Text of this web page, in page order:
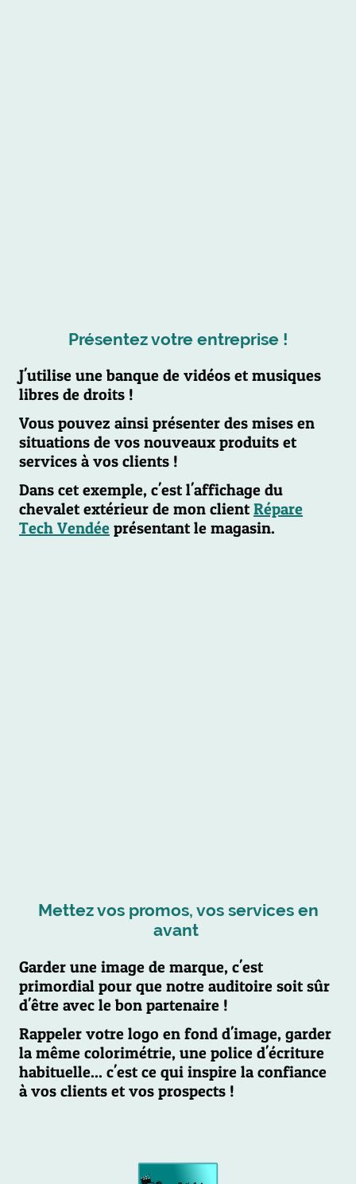
Présentez votre entreprise !
J'utilise une banque de vidéos et musiques
libres de droits !
Vous pouvez ainsi présenter des mises en
situations de vos nouveaux produits et
services à vos clients !
Dans cet exemple, c'est l'affichage du
chevalet extérieur de mon client Répare
Tech Vendée présentant le magasin.
Mettez vos promos, vos services en
avant
Garder une image de marque, c'est
primordial pour que notre auditoire soit sûr
d'être avec le bon partenaire !
Rappeler votre logo en fond d'image, garder
la même colorimétrie, une police d'écriture
habituelle... c'est ce qui inspire la confiance
à vos clients et vos prospects !